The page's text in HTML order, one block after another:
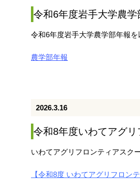
令和6年度岩手大学農
令和6年度岩手大学農学部年報
農学部年報
2026.3.16
令和8年度いわてアグ
いわてアグリフロンティアスク
【令和8度 いわてアグリフロン